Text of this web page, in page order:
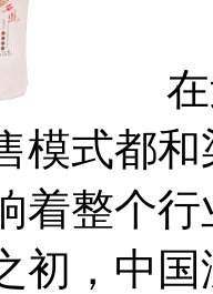
在过
模式都
着整个
，中国